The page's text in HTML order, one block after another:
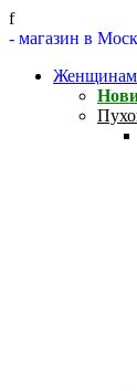
f
- магазин в
Женщинам